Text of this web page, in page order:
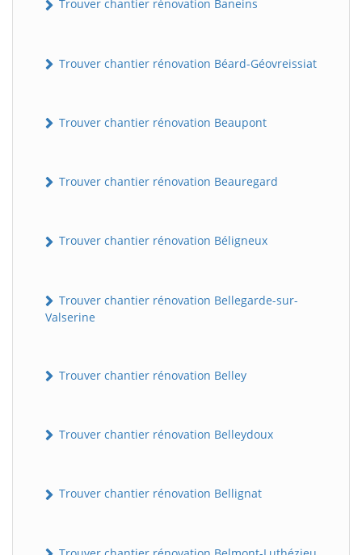
Trouver chantier rénovation Baneins
Trouver chantier rénovation Béard-Géovreissiat
Trouver chantier rénovation Beaupont
Trouver chantier rénovation Beauregard
Trouver chantier rénovation Béligneux
Trouver chantier rénovation Bellegarde-sur-
Valserine
Trouver chantier rénovation Belley
Trouver chantier rénovation Belleydoux
Trouver chantier rénovation Bellignat